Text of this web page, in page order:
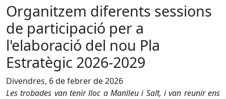
Organitzem diferents sessions
de participació per a
l'elaboració del nou Pla
Estratègic 2026-2029
Divendres, 6 de febrer de 2026
Les trobades van tenir lloc a Manlleu i Salt, i van reunir ens